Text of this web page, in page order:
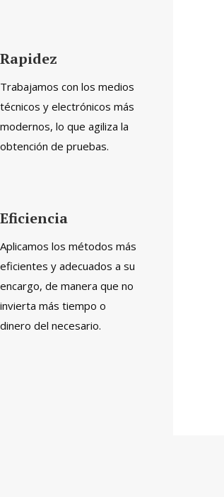
Rapidez
Trabajamos con los medios
técnicos y electrónicos más
modernos, lo que agiliza la
obtención de pruebas.
Eficiencia
Aplicamos los métodos más
eficientes y adecuados a su
encargo, de manera que no
invierta más tiempo o
dinero del necesario.